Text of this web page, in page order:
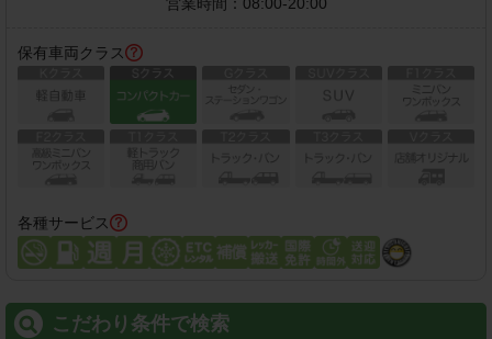
保有車両クラス
各種サービス
こだわり条件で検索